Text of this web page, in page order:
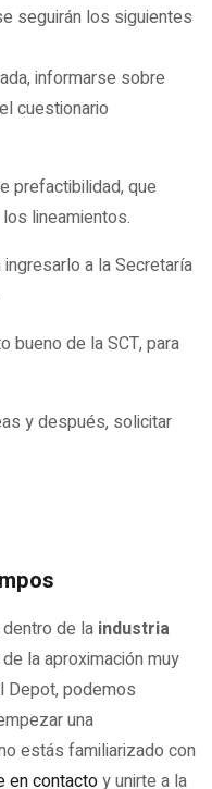
seguirán los siguientes
informarse sobre
cuestionario
prefactibilidad, que
lineamientos.
a la Secretaría
bueno de la SCT, para
y después, solicitar
de la industria
la aproximación muy
Depot, podemos
una
estás familiarizado con
en contactoy unirte a la